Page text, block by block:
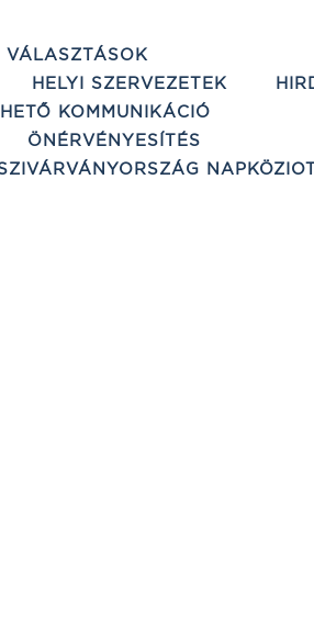
VÁLASZTÁSOK
HELYI SZERVEZETEK
KOMMUNIKÁCIÓ
ÖNÉRVÉNYESÍTÉS